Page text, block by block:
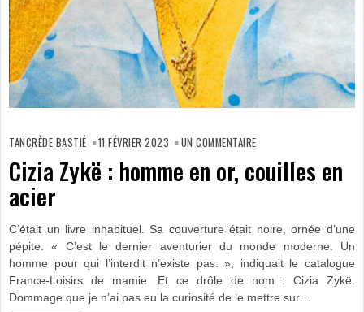
TANCRÈDE BASTIÉ 11 FÉVRIER 2023 UN COMMENTAIRECIZIA
ZYKË :
HOMME
EN
OR,
Cizia Zykë : homme en or, couilles en
acier
C’était un livre inhabituel. Sa couverture était noire, ornée d’une
pépite. « C’est le dernier aventurier du monde moderne. Un
homme pour qui l’interdit n’existe pas. », indiquait le catalogue
France-Loisirs de mamie. Et ce drôle de nom : Cizia Zykë.
Dommage que je n’ai pas eu la curiosité de le mettre sur…